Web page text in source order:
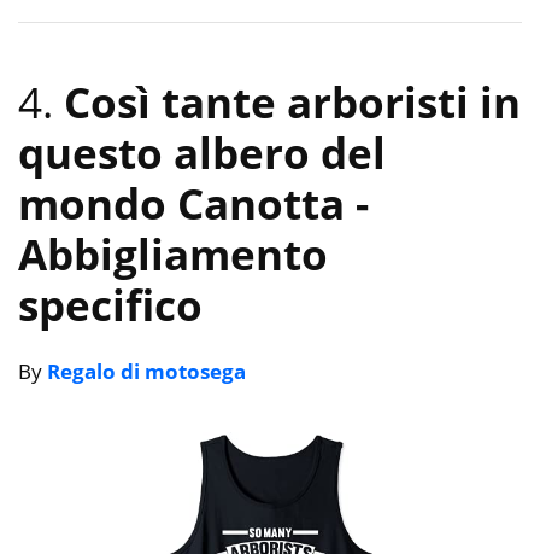
4. Così tante arboristi in
questo albero del
mondo Canotta -
Abbigliamento
specifico
By Regalo di motosega